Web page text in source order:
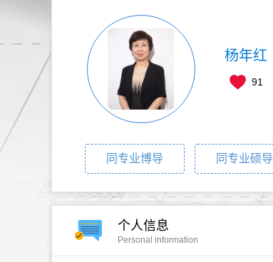
杨年红
91
同专业博导 同专业硕导
个人信息
Personal information